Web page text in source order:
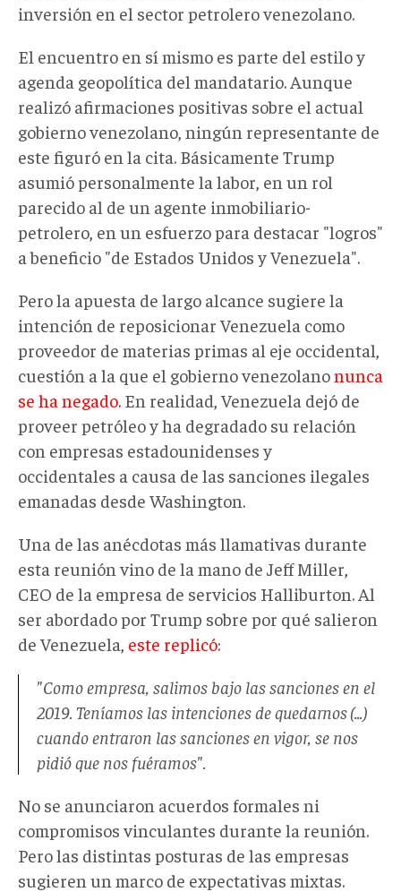
inversión en el sector petrolero venezolano.
El encuentro en sí mismo es parte del estilo y
agenda geopolítica del mandatario. Aunque
realizó afirmaciones positivas sobre el actual
gobierno venezolano, ningún representante de
este figuró en la cita. Básicamente Trump
asumió personalmente la labor, en un rol
parecido al de un agente inmobiliario-
petrolero, en un esfuerzo para destacar "logros"
a beneficio "de Estados Unidos y Venezuela".
Pero la apuesta de largo alcance sugiere la
intención de reposicionar Venezuela como
proveedor de materias primas al eje occidental,
cuestión a la que el gobierno venezolanonunca
se ha negado. En realidad, Venezuela dejó de
proveer petróleo y ha degradado su relación
con empresas estadounidenses y
occidentales a causa de las sanciones ilegales
emanadas desde Washington.
Una de las anécdotas más llamativas durante
esta reunión vino de la mano de Jeff Miller,
CEO de la empresa de servicios Halliburton. Al
ser abordado por Trump sobre por qué salieron
de Venezuela, este replicó:
"Como empresa, salimos bajo las sanciones en el
2019. Teníamos las intenciones de quedarnos (...)
cuando entraron las sanciones en vigor, se nos
pidió que nos fuéramos".
No se anunciaron acuerdos formales ni
compromisos vinculantes durante la reunión.
Pero las distintas posturas de las empresas
sugieren un marco de expectativas mixtas.